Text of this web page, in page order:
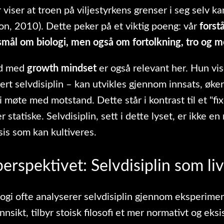
at troen på viljestyrkens grenser i seg selv
2010). Dette peker på et viktig poeng: vår
om biologi, men også om fortolkning, tro og
med growth mindset er også relevant her. Hun
selvdisiplin – kan utvikles gjennom innsats,
møte med motstand. Dette står i kontrast til et
statiske. Selvdisiplin, sett i dette lyset, er ikke en
som kan kultiveres.
Selvdisiplin som
ofte analyserer selvdisiplin gjennom
tilbyr stoisk filosofi et mer normativt og